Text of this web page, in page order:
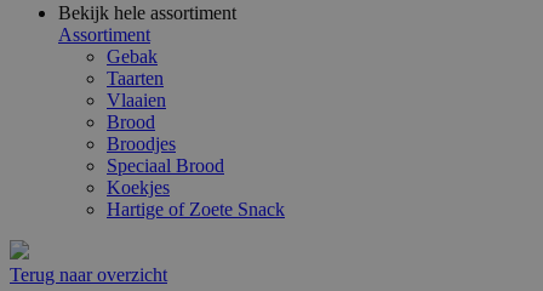
Bekijk hele assortiment
Assortiment
Gebak
Taarten
Vlaaien
Brood
Broodjes
Speciaal Brood
Koekjes
Hartige of Zoete Snack
Terug naar overzicht